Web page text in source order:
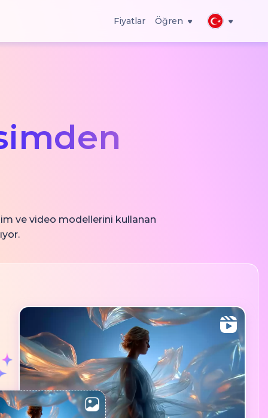
Fiyatlar Öğren
ve video modellerini kullanan